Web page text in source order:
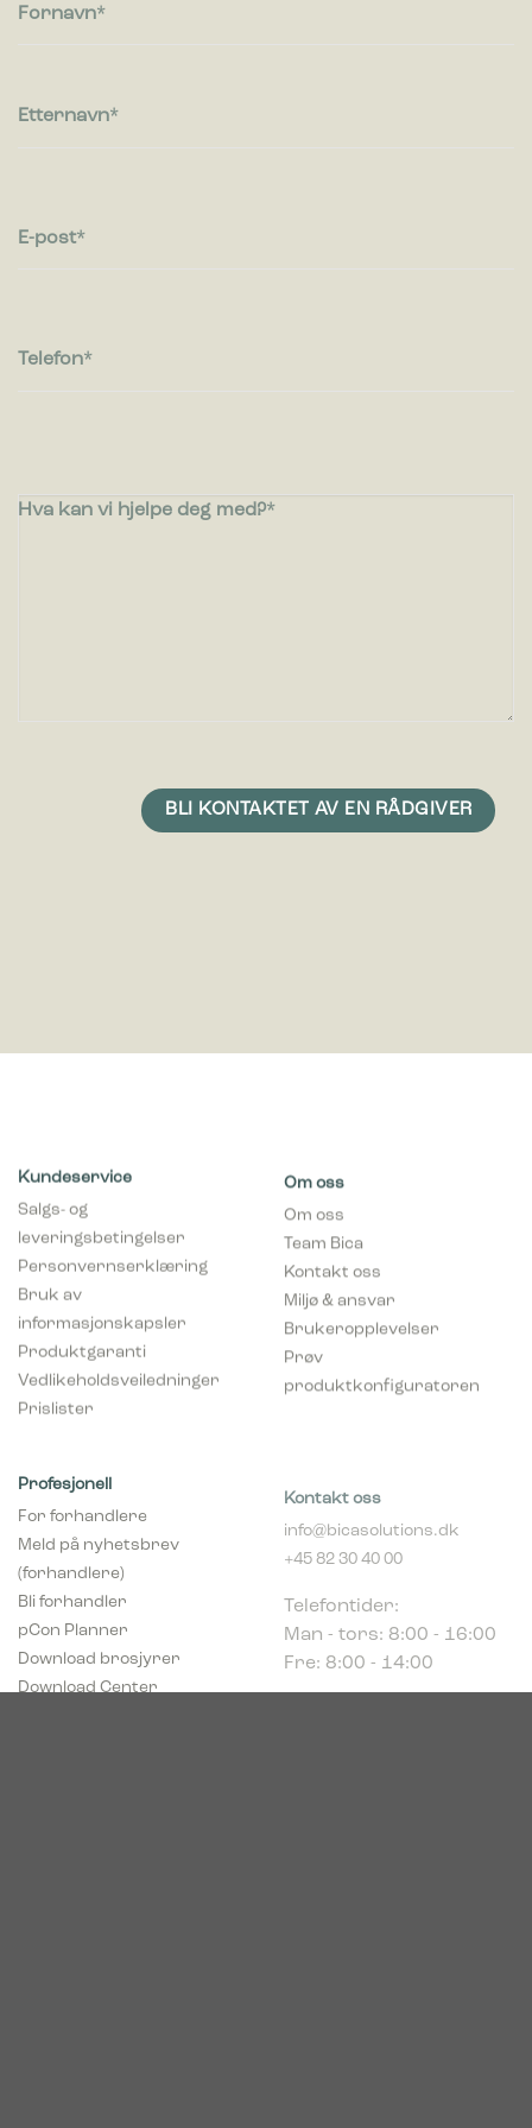
rapportere informasjon anonymt.
Markedsførings-cookies brukes til å spore besøkende på
Fornavn
Etternavn
E-post
Telefon
Hva kan vi hjelpe deg med?
Kundeservice
Salgs- og
leveringsbetingelser
Personvernserklæring
Bruk av
informasjonskapsler
Produktgaranti
Vedlikeholdsveiledninger
Prislister
Om oss
Om oss
Team Bica
Kontakt oss
Miljø & ansvar
Brukeropplevelser
Prøv
produktkonfiguratoren
Profesjonell
For forhandlere
Meld på nyhetsbrev
(forhandlere)
Bli forhandler
pCon Planner
Download brosjyrer
Download Center
+45 82 30 40 00
Man - tors: 8:00 - 16:00
Fre: 8:00 - 14:00
Norge